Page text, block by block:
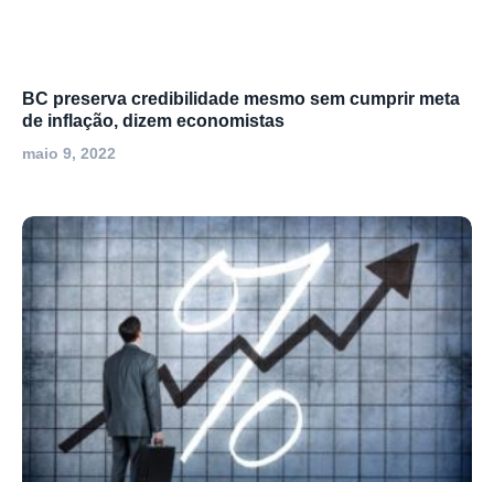
BC preserva credibilidade mesmo sem cumprir meta
de inflação, dizem economistas
maio 9, 2022